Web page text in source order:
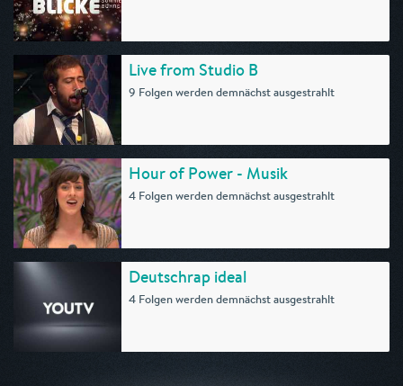
Live from Studio B
9 Folgen werden demnächst ausgestrahlt
Hour of Power - Musik
4 Folgen werden demnächst ausgestrahlt
Deutschrap ideal
4 Folgen werden demnächst ausgestrahlt